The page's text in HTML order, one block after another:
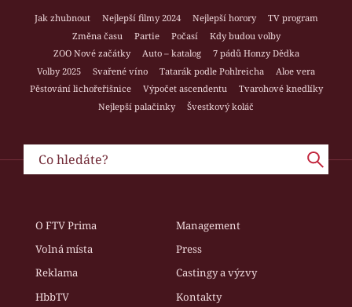
Jak zhubnout Nejlepší filmy 2024 Nejlepší horory
TV program
Změna času
Partie Počasí
Kdy budou volby
ZOO Nové začátky
Auto – katalog
7 pádů Honzy Dědka
Volby 2025
Svařené víno Tatarák podle Pohlreicha
Aloe vera
Pěstování lichořeřišnice
Výpočet ascendentu
Tvarohové knedlíky
Nejlepší palačinky
Švestkový koláč
O FTV Prima
Management
Volná místa
Press
Reklama
Castingy a výzvy
HbbTV
Kontakty